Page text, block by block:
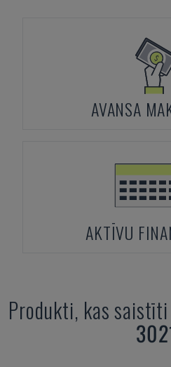
AVANSA
AKTĪVU
Produkti, kas